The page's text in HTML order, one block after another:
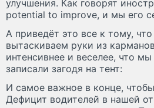
улучшения. Как говорят
potential to improve, и мы его
А приведёт это все к тому,
вытаскиваем руки из
интенсивнее и веселее, что
записали загодя на тент:
И самое важное в конце,
Дефицит водителей в нашей